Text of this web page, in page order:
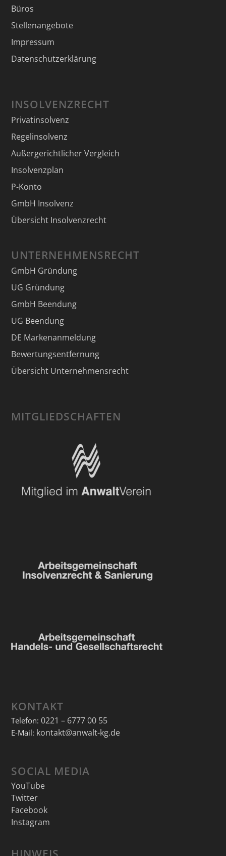
Büros
Stellenangebote
Impressum
Datenschutzerklärung
INSOLVENZRECHT
Privatinsolvenz
Regelinsolvenz
Außergerichtlicher Vergleich
Insolvenzplan
P-Konto
GmbH Insolvenz
Übersicht Insolvenzrecht
UNTERNEHMENSRECHT
GmbH Gründung
UG Gründung
GmbH Beendung
UG Beendung
DE Markenanmeldung
Bewertungsentfernung
Übersicht Unternehmensrecht
MITGLIEDSCHAFTEN
KONTAKT
Telefon: 0221 – 6777 00 55
E-Mail: kontakt@anwalt-kg.de
SOCIAL MEDIA
YouTube
Twitter
Facebook
Instagram